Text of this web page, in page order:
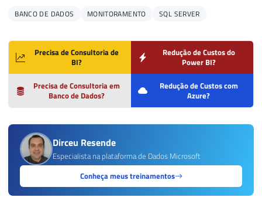
BANCO DE DADOS MONITORAMENTO SQL SERVER
Precisa de Consultoria de
BI?
Redução de Custos do
Power BI?
Precisa de Consultoria em
Banco de Dados?
Redução de Custos com
Azure?
Dirceu Resende
Especialista na plataforma de Dados Microsoft
Conheça meus treinamentos